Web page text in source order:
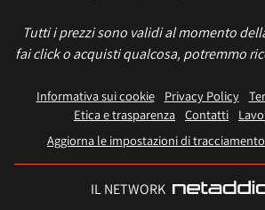
Tutti i prezzi sono validi al momento
fai click o acquisti qualcosa, potremmo
Informativa sui cookie Privacy Policy
Etica e trasparenza Contatti
Aggiorna le impostazioni di
IL NETWORK